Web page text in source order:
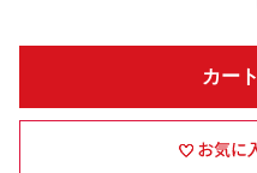
カー